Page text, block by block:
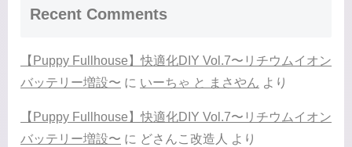
Recent Comments
【Puppy Fullhouse】快適化DIY Vol.7〜リチウムイオン
バッテリー増設〜 に いーちゃ と まさやん より
【Puppy Fullhouse】快適化DIY Vol.7〜リチウムイオン
バッテリー増設〜 に どさんこ改造人 より